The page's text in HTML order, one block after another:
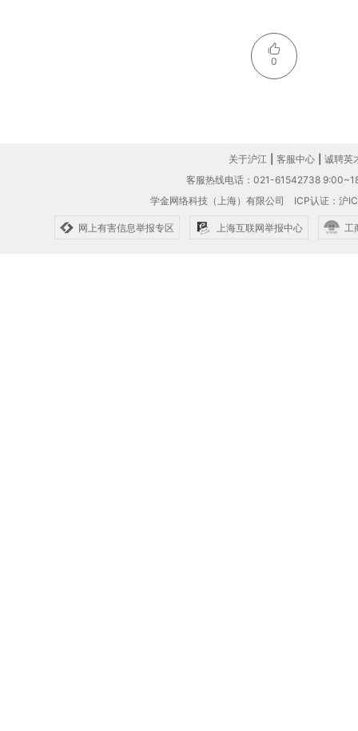
0
关于沪江 客服中心
诚聘英
客服热线电话：021-61542738
学金网络科技（上海）有限公司 ICP认证：沪
网上有害信息举报专区 上海互联网举报中心 工